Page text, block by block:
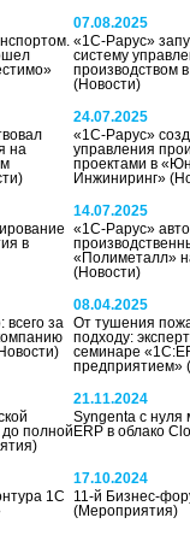
07.08.2025
«1С-Рарус»
систему
производством
(Новости)
на
24.07.2025
«1С-Рарус»
управления
проектами в
Инжиниринг»
в
14.07.2025
«1С-Рарус»
«Полиметалл»
(Новости)
всего за
08.04.2025
От тушения
подходу:
семинаре
предприятием»
полной
21.11.2024
Syngenta с нуля
ERP в облако
1С
17.10.2024
11-й Бизнес-
(Мероприятия)